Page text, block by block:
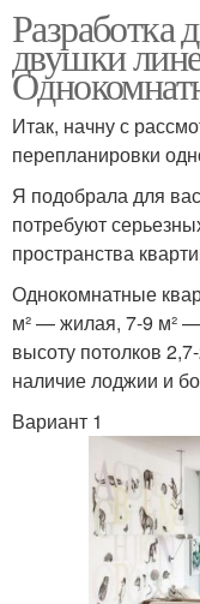
Разработка
двушки
Итак, начну с
перепланировки
Я подобрала для
потребуют
пространства
Однокомнатные
м² — жилая, 7-9 м²
высоту потолков
наличие лоджии и
Вариант 1